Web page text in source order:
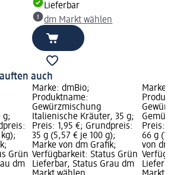
Lieferbar
dm Markt wählen
auch
g;
Grün
dm
Marke: dmBio;
Produktname:
Gewürzmischung
Italienische Kräuter, 35 g;
Preis: 1,95 €; Grundpreis:
35 g (5,57 € je 100 g);
Marke von dm Grafik;
Verfügbarkeit: Status Grün
Lieferbar, Status Grau dm
Marke:
Preis:
66 g
von dm